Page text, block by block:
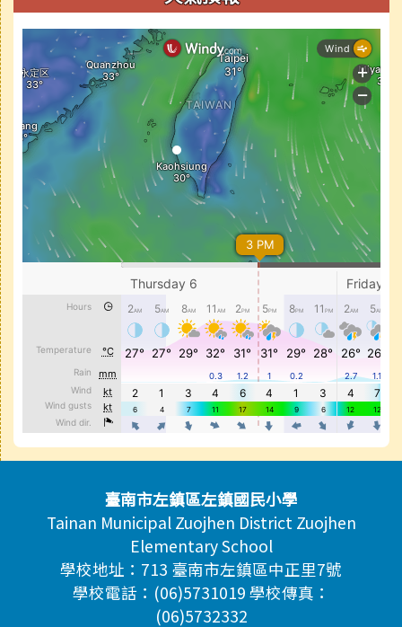
頁尾區域內容臺南市左鎮區左鎮國民小學
Tainan Municipal Zuojhen District Zuojhen
Elementary School
學校地址：713 臺南市左鎮區中正里7號
學校電話：(06)5731019 學校傳真：
(06)5732332